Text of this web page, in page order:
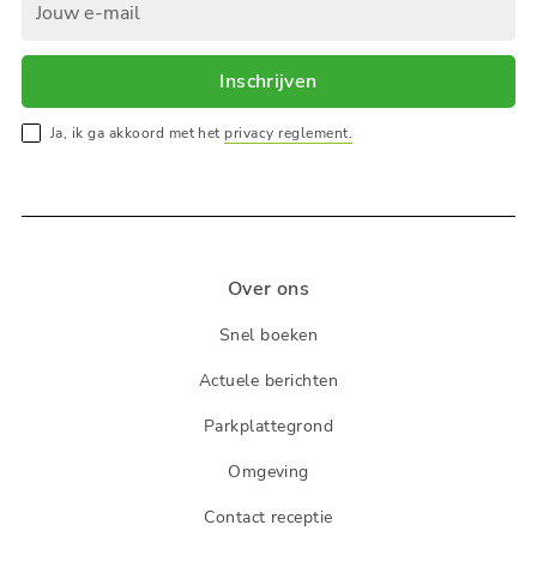
Inschrijven
Ja, ik ga akkoord met het privacy reglement.
Over ons
Snel boeken
Actuele berichten
Parkplattegrond
Omgeving
Contact receptie